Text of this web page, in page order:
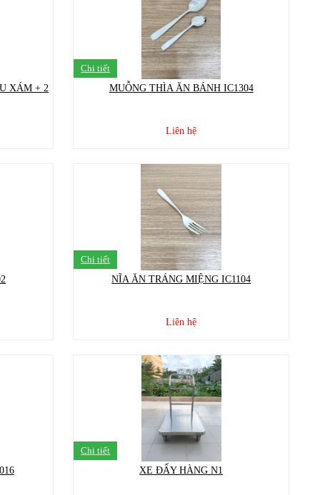
XÁM + 2
Chi tiết
MUỖNG THÌA ĂN BÁNH IC1304
Liên hệ
Chi tiết
NĨA ĂN TRÁNG MIỆNG IC1104
Liên hệ
Chi tiết
XE ĐẨY HÀNG N1